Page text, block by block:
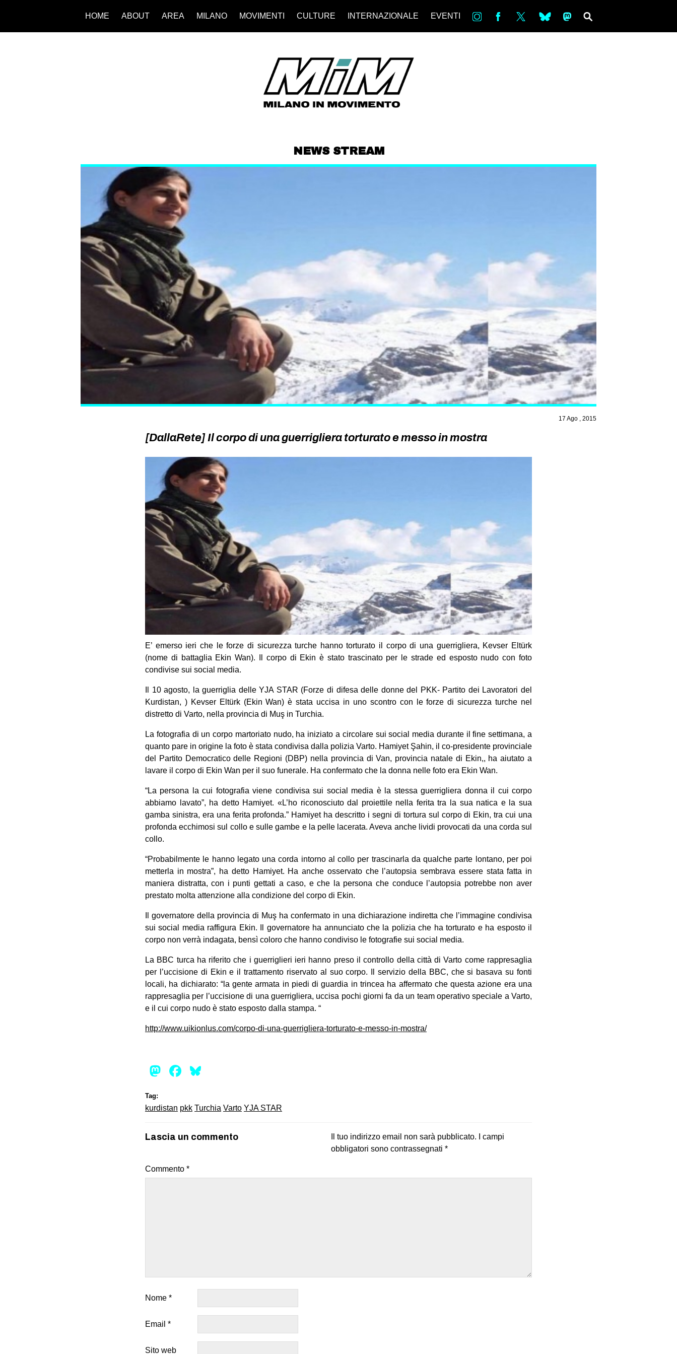
HOME ABOUT AREA MILANO MOVIMENTI CULTURE INTERNAZIONALE EVENTI in bsky ms
NEWS STREAM
17 Ago , 2015
[DallaRete] Il corpo di una guerrigliera torturato e messo in mostra
E’ emerso ieri che le forze di sicurezza turche hanno torturato il corpo di una guerrigliera, Kevser Eltürk
(nome di battaglia Ekin Wan). Il corpo di Ekin è stato trascinato per le strade ed esposto nudo con foto
condivise sui social media.
Il 10 agosto, la guerriglia delle YJA STAR (Forze di difesa delle donne del PKK- Partito dei Lavoratori del
Kurdistan, ) Kevser Eltürk (Ekin Wan) è stata uccisa in uno scontro con le forze di sicurezza turche nel
distretto di Varto, nella provincia di Muş in Turchia.
La fotografia di un corpo martoriato nudo, ha iniziato a circolare sui social media durante il fine settimana, a
quanto pare in origine la foto è stata condivisa dalla polizia Varto. Hamiyet Şahin, il co-presidente provinciale
del Partito Democratico delle Regioni (DBP) nella provincia di Van, provincia natale di Ekin,, ha aiutato a
lavare il corpo di Ekin Wan per il suo funerale. Ha confermato che la donna nelle foto era Ekin Wan.
“La persona la cui fotografia viene condivisa sui social media è la stessa guerrigliera donna il cui corpo
abbiamo lavato”, ha detto Hamiyet. «L’ho riconosciuto dal proiettile nella ferita tra la sua natica e la sua
gamba sinistra, era una ferita profonda.” Hamiyet ha descritto i segni di tortura sul corpo di Ekin, tra cui una
profonda ecchimosi sul collo e sulle gambe e la pelle lacerata. Aveva anche lividi provocati da una corda sul
collo.
“Probabilmente le hanno legato una corda intorno al collo per trascinarla da qualche parte lontano, per poi
metterla in mostra”, ha detto Hamiyet. Ha anche osservato che l’autopsia sembrava essere stata fatta in
maniera distratta, con i punti gettati a caso, e che la persona che conduce l’autopsia potrebbe non aver
prestato molta attenzione alla condizione del corpo di Ekin.
Il governatore della provincia di Muş ha confermato in una dichiarazione indiretta che l’immagine condivisa
sui social media raffigura Ekin. Il governatore ha annunciato che la polizia che ha torturato e ha esposto il
corpo non verrà indagata, bensì coloro che hanno condiviso le fotografie sui social media.
La BBC turca ha riferito che i guerriglieri ieri hanno preso il controllo della città di Varto come rappresaglia
per l’uccisione di Ekin e il trattamento riservato al suo corpo. Il servizio della BBC, che si basava su fonti
locali, ha dichiarato: “la gente armata in piedi di guardia in trincea ha affermato che questa azione era una
rappresaglia per l’uccisione di una guerrigliera, uccisa pochi giorni fa da un team operativo speciale a Varto,
e il cui corpo nudo è stato esposto dalla stampa. “
http://www.uikionlus.com/corpo-di-una-guerrigliera-torturato-e-messo-in-mostra/
Mastodon
Facebook
Tag:
kurdistan pkk Turchia Varto YJA STAR
Lascia un commento Il tuo indirizzo email non sarà pubblicato.
I campi
obbligatori sono contrassegnati *
Commento *
Nome *
Email *
Sito web